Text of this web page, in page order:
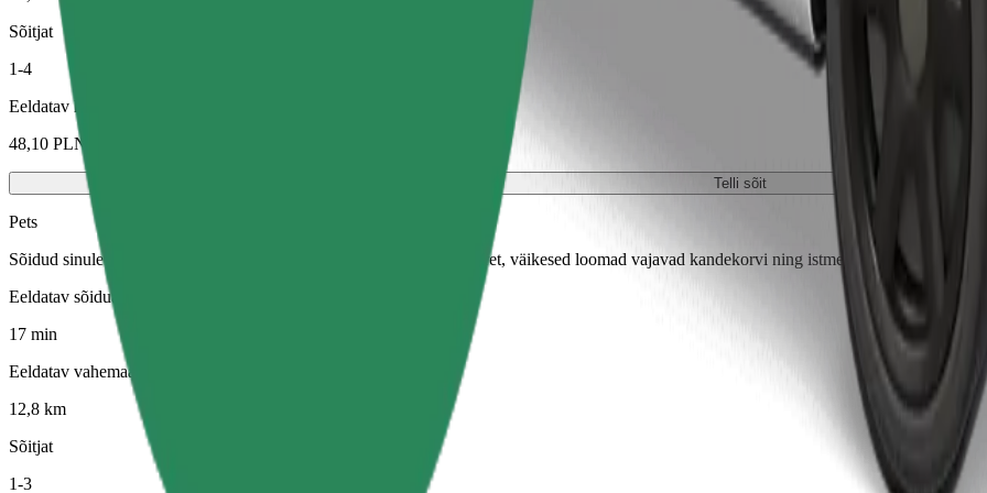
Sõitjat
1-4
Eeldatav hind
48,10 PLN
Telli sõit
Pets
Sõidud sinule ja sinu lemmikloomale. Koerad peavad kandma korvõret, väikesed loomad vajavad kandekorvi ning istmed tuleb kaitsta
Eeldatav sõiduaeg
17 min
Eeldatav vahemaa
12,8 km
Sõitjat
1-3